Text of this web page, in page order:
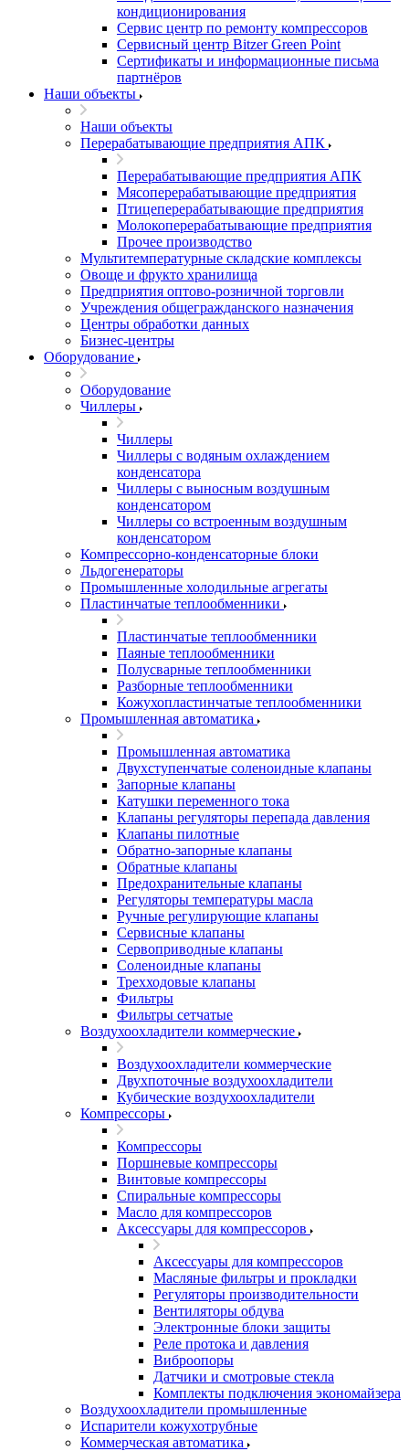
кондиционирования
Сервис центр по ремонту компрессоров
Сервисный центр Bitzer Green Point
Сертификаты и информационные письма
партнёров
Наши объекты
Наши объекты
Перерабатывающие предприятия АПК
Перерабатывающие предприятия АПК
Мясоперерабатывающие предприятия
Птицеперерабатывающие предприятия
Молокоперерабатывающие предприятия
Прочее производство
Мультитемпературные складские комплексы
Овоще и фрукто хранилища
Предприятия оптово-розничной торговли
Учреждения общегражданского назначения
Центры обработки данных
Бизнес-центры
Оборудование
Оборудование
Чиллеры
Чиллеры
Чиллеры с водяным охлаждением
конденсатора
Чиллеры с выносным воздушным
конденсатором
Чиллеры со встроенным воздушным
конденсатором
Компрессорно-конденсаторные блоки
Льдогенераторы
Промышленные холодильные агрегаты
Пластинчатые теплообменники
Пластинчатые теплообменники
Паяные теплообменники
Полусварные теплообменники
Разборные теплообменники
Кожухопластинчатые теплообменники
Промышленная автоматика
Промышленная автоматика
Двухступенчатые соленоидные клапаны
Запорные клапаны
Катушки переменного тока
Клапаны регуляторы перепада давления
Клапаны пилотные
Обратно-запорные клапаны
Обратные клапаны
Предохранительные клапаны
Регуляторы температуры масла
Ручные регулирующие клапаны
Сервисные клапаны
Сервоприводные клапаны
Соленоидные клапаны
Трехходовые клапаны
Фильтры
Фильтры сетчатые
Воздухоохладители коммерческие
Воздухоохладители коммерческие
Двухпоточные воздухоохладители
Кубические воздухоохладители
Компрессоры
Компрессоры
Поршневые компрессоры
Винтовые компрессоры
Спиральные компрессоры
Масло для компрессоров
Аксессуары для компрессоров
Аксессуары для компрессоров
Масляные фильтры и прокладки
Регуляторы производительности
Вентиляторы обдува
Электронные блоки защиты
Реле протока и давления
Виброопоры
Датчики и смотровые стекла
Комплекты подключения экономайзера
Воздухоохладители промышленные
Испарители кожухотрубные
Коммерческая автоматика